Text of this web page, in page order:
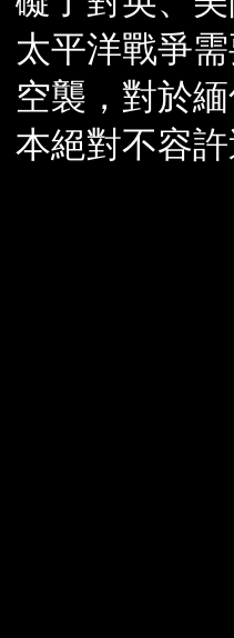
太平洋戰爭
空襲，對於
本絕對不容